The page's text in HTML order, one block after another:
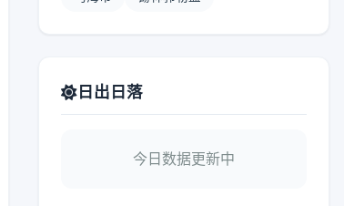
日出日落
今日数据更新中